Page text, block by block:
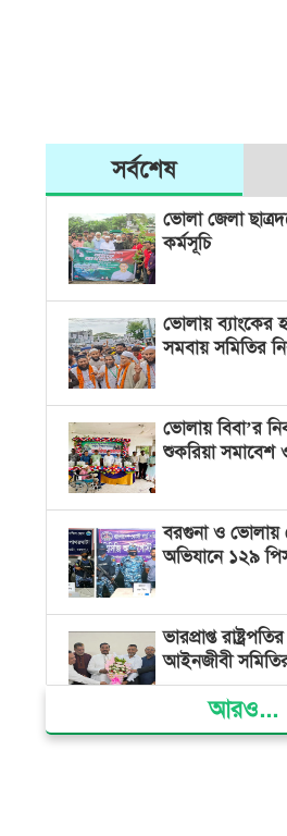
সর্বশেষ
ভোলা জেলা
কর্মসূচি
ভোলায় ব্যাংকের
সমবায় সমিতির
ভোলায় বিবা’র
শুকরিয়া সমাবেশ
বরগুনা ও ভোলায়
অভিযানে ১২৯
ভারপ্রাপ্ত
আইনজীবী
দৌলতখানে জমি
আরও...